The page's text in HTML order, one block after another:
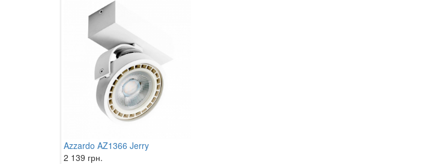
Azzardo AZ1366 Jerry
2 139 грн.